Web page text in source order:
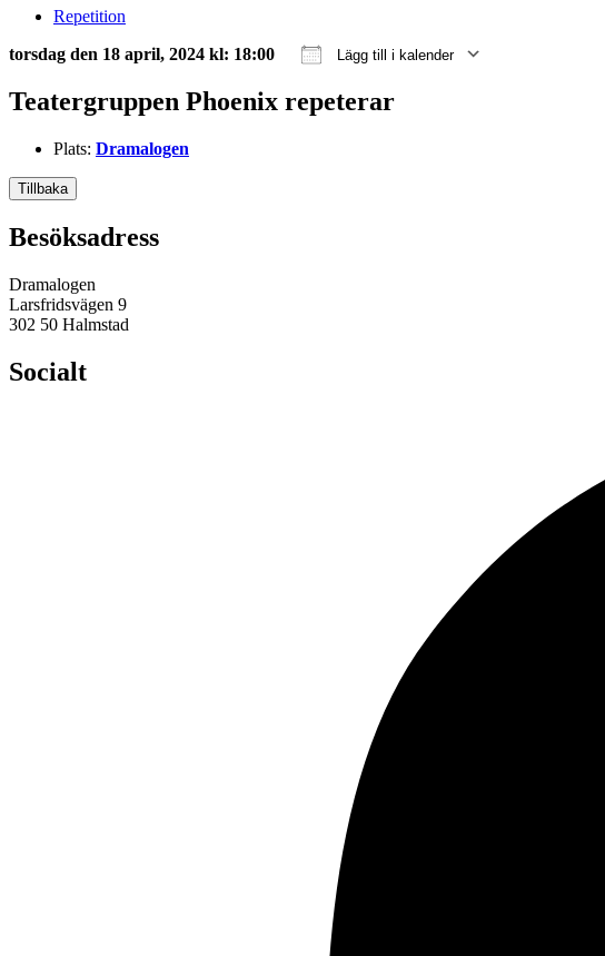
Repetition
torsdag den 18 april, 2024 kl: 18:00
Lägg till i kalender
Teatergruppen Phoenix repeterar
Plats: Dramalogen
Tillbaka
Besöksadress
Dramalogen
Larsfridsvägen 9
302 50 Halmstad
Socialt